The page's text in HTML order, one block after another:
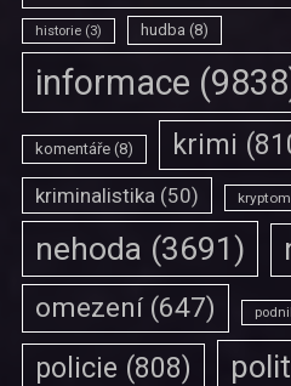
historie (3) hudba (8)
informace
komentáře (8) krimi
kriminalistika (50)
nehoda (3691)
omezení (647)
policie (808)